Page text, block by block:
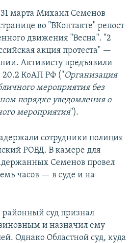
марта Михаил Семенов
во "ВКонтакте" репост
движения "Весна". "2
акция протеста" —
Активисту предъявили
20.2 КоАП РФ ("Организация
мероприятия без
порядке уведомления о
мероприятия").
сотрудники полиция
РОВД. В камере для
Семенов провел
часов — в суде и на
суд признал
и назначил ему
Однако Областной суд, куда